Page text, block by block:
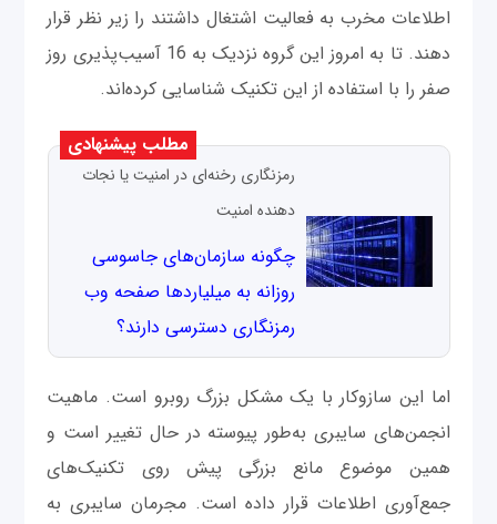
اطلاعات مخرب به فعالیت اشتغال داشتند را زیر نظر قرار
دهند. تا به امروز این گروه نزدیک به 16 آسیب‌پذیری روز
صفر را با استفاده از این تکنیک شناسایی کرده‌اند.
مطلب پیشنهادی
رمزنگاری رخنه‌ای در امنیت یا نجات
دهنده امنیت
چگونه سازمان‌های جاسوسی
روزانه به میلیاردها صفحه وب
رمزنگاری دسترسی دارند؟
اما این سازوکار با یک مشکل بزرگ روبرو است. ماهیت
انجمن‌های سایبری به‌طور پیوسته در حال تغییر است و
همین موضوع مانع بزرگی پیش روی تکنیک‌های
جمع‌آوری اطلاعات قرار داده است. مجرمان سایبری به